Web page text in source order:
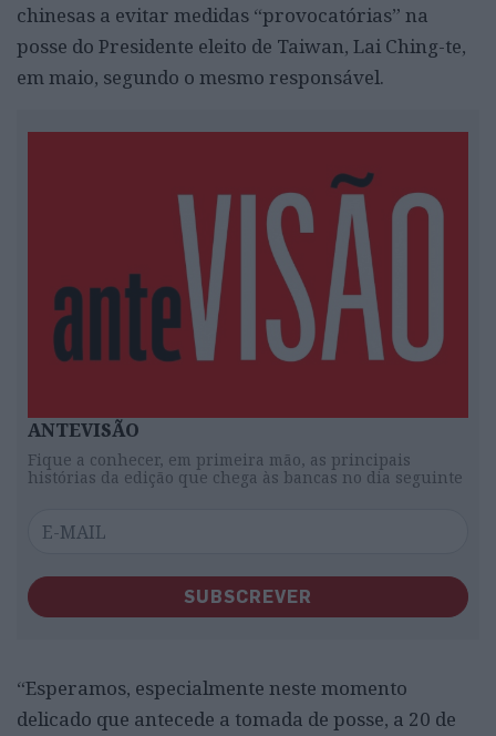
chinesas a evitar medidas “provocatórias” na
posse do Presidente eleito de Taiwan, Lai Ching-te,
em maio, segundo o mesmo responsável.
ANTEVISÃO
Fique a conhecer, em primeira mão, as principais
histórias da edição que chega às bancas no dia seguinte
SUBSCREVER
“Esperamos, especialmente neste momento
delicado que antecede a tomada de posse, a 20 de